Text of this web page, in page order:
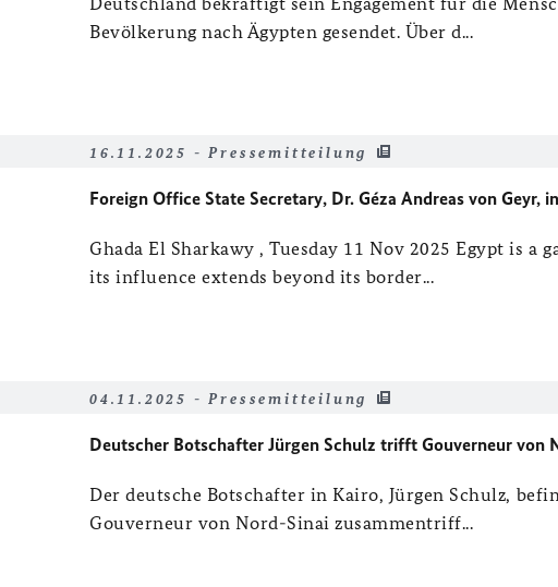
Bevölkerung nach Ägypten gesendet. Über d...
16.11.2025 - Pressemitteilung
Foreign Office State Secretary, Dr. Géza Andreas von
Ghada El Sharkawy , Tuesday 11 Nov 2025 Egypt is
its influence extends beyond its border...
04.11.2025 - Pressemitteilung
Deutscher Botschafter Jürgen Schulz trifft Gouverneur von
Der deutsche Botschafter in Kairo, Jürgen Schulz,
Gouverneur von Nord-Sinai zusammentriff...